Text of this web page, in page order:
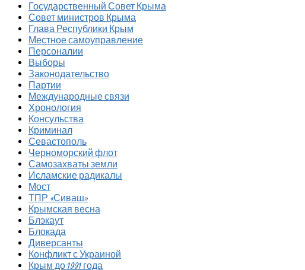
Государственный Совет Крыма
Совет министров Крыма
Глава Республики Крым
Местное самоуправление
Персоналии
Выборы
Законодательство
Партии
Международные связи
Хронология
Консульства
Криминал
Севастополь
Черноморский флот
Самозахваты земли
Исламские радикалы
Мост
ТПР «Сиваш»
Крымская весна
Блэкаут
Блокада
Диверсанты
Конфликт с Украиной
Крым до 1991 года